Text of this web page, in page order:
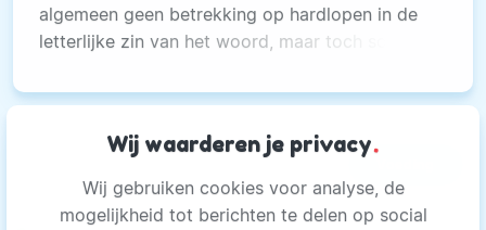
algemeen geen betrekking op hardlopen in de
letterlijke zin van het woord, maar toch schuilt
Wij waarderen je privacy.
Wij gebruiken cookies voor analyse, de
mogelijkheid tot berichten te delen op social